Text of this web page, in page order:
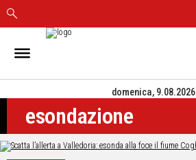
IN
CAGLIARI
SASSARI
NUORO
ORISTANO
domenica, 9.08.2026
esondazione